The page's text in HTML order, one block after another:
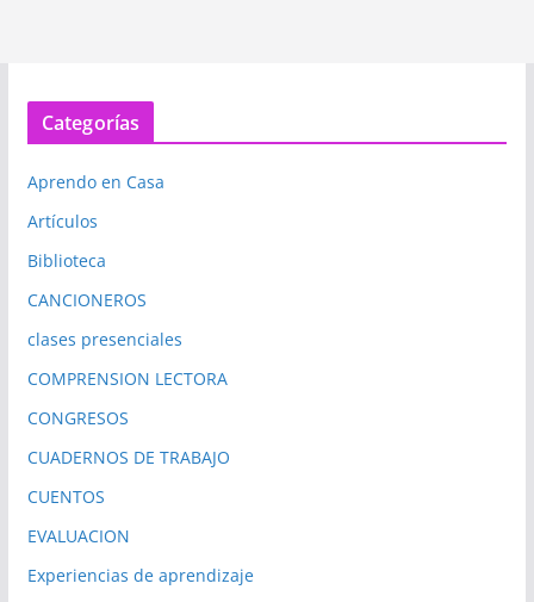
Categorías
Aprendo en Casa
Artículos
Biblioteca
CANCIONEROS
clases presenciales
COMPRENSION LECTORA
CONGRESOS
CUADERNOS DE TRABAJO
CUENTOS
EVALUACION
Experiencias de aprendizaje